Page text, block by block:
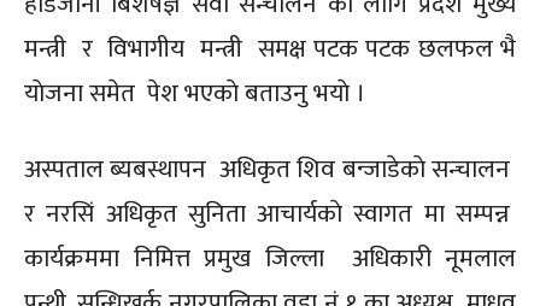
मन्त्री र विभागीय मन्त्री समक्ष पटक पटक छलफल भै
याेजना समेत पेश भएकाे बताउनु भयाे ।
अस्पताल ब्यबस्थापन अधिकृत शिव बन्जाडेकाे सन्चालन
र नरसिं अधिकृत सुनिता आचार्यकाे स्वागत मा सम्पन्न
कार्यक्रममा निमित्त प्रमुख जिल्ला अधिकारी नूमलाल